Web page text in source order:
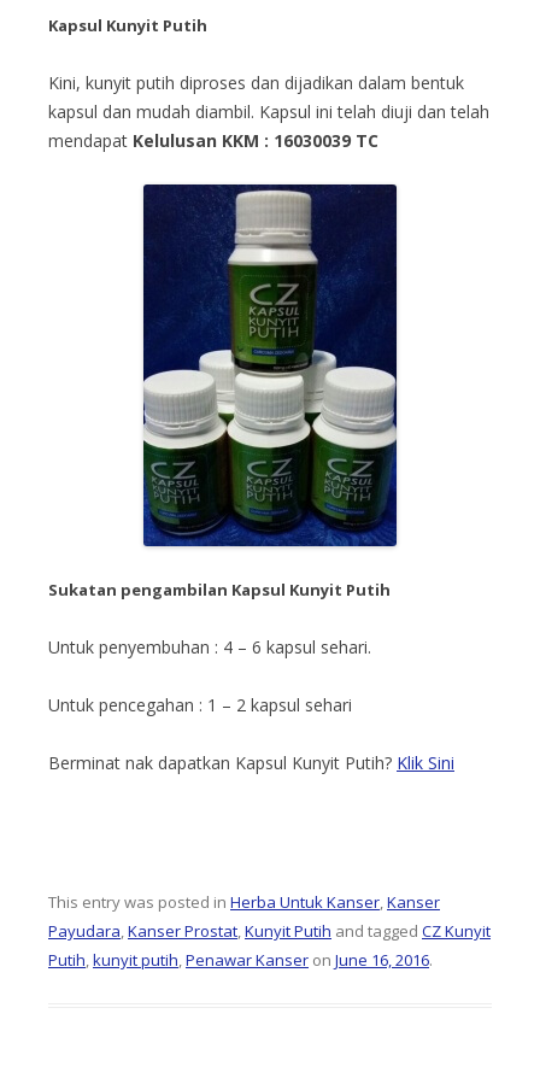
Kapsul Kunyit Putih
Kini, kunyit putih diproses dan dijadikan dalam bentuk
kapsul dan mudah diambil. Kapsul ini telah diuji dan telah
mendapat Kelulusan KKM : 16030039 TC
Sukatan pengambilan Kapsul Kunyit Putih
Untuk penyembuhan : 4 – 6 kapsul sehari.
Untuk pencegahan : 1 – 2 kapsul sehari
Berminat nak dapatkan Kapsul Kunyit Putih? Klik Sini
This entry was posted in Herba Untuk Kanser,Kanser
Payudara,Kanser Prostat,Kunyit Putih and tagged CZ Kunyit
Putih,kunyit putih,Penawar Kanser on June 16, 2016.